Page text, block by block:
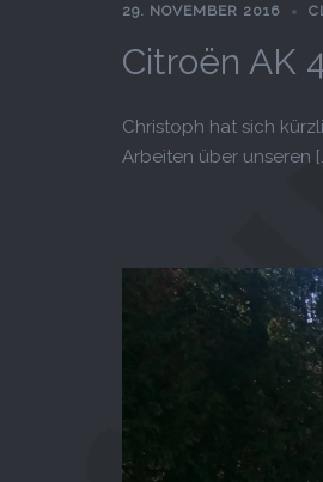
29. NOVEMBER 2016
Citroën AK
Christoph hat sich
Arbeiten über unseren